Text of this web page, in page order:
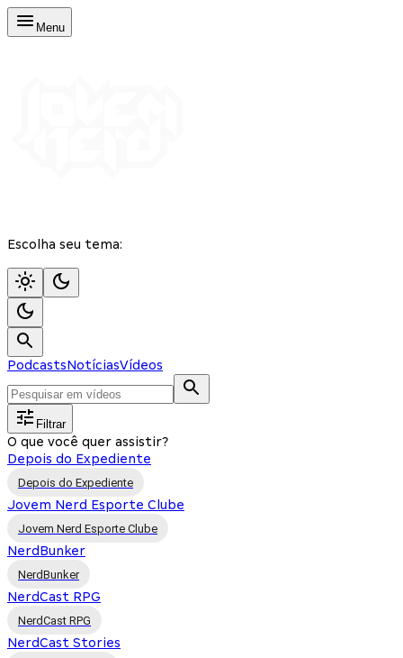
Menu
Escolha seu tema:
PodcastsNotíciasVídeos
Filtrar
O que você quer assistir?
Depois do Expediente
Depois do Expediente
Jovem Nerd Esporte Clube
Jovem Nerd Esporte Clube
NerdBunker
NerdBunker
NerdCast RPG
NerdCast RPG
NerdCast Stories